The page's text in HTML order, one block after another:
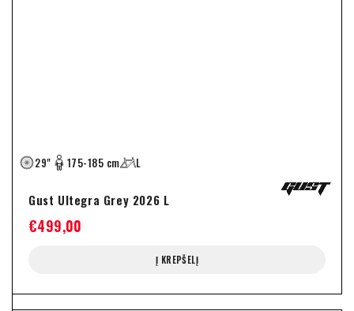
29" 175-185 cm L
Gust Ultegra Grey 2026 L
€499,00
Į KREPŠELĮ